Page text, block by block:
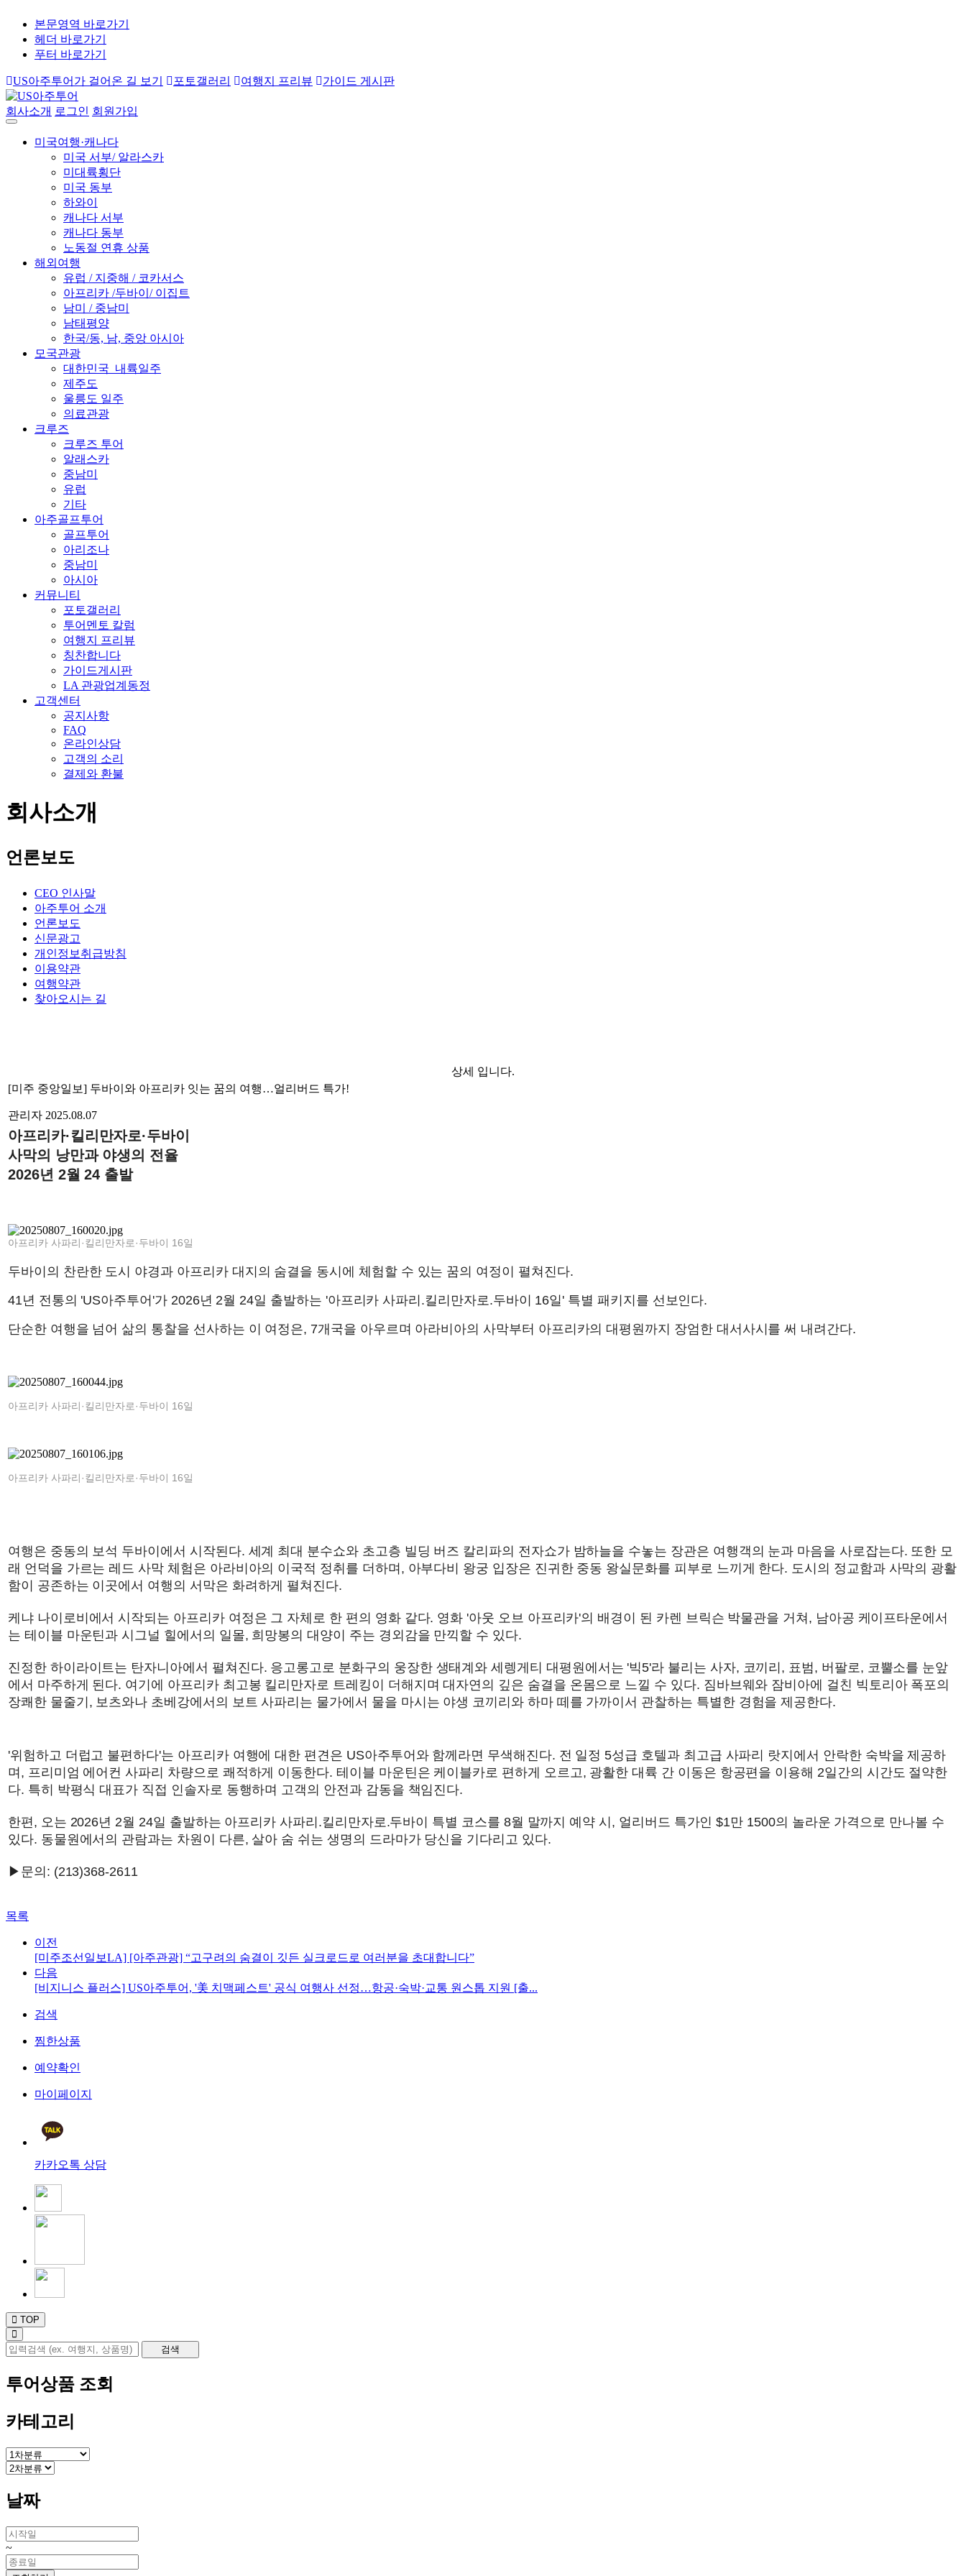
본문영역 바로가기
헤더 바로가기
푸터 바로가기
US아주투어가 걸어온 길 보기 포토갤러리 여행지 프리뷰 가이드 게시판
회사소개 로그인 회원가입
미국여행·캐나다
미국 서부/ 알라스카
미대륙횡단
미국 동부
하와이
캐나다 서부
캐나다 동부
노동절 연휴 상품
해외여행
유럽 / 지중해 / 코카서스
아프리카 /두바이/ 이집트
남미 / 중남미
남태평양
한국/동, 남, 중앙 아시아
모국관광
대한민국_내륙일주
제주도
울릉도 일주
의료관광
크루즈
크루즈 투어
알래스카
중남미
유럽
기타
아주골프투어
골프투어
아리조나
중남미
아시아
커뮤니티
포토갤러리
투어멘토 칼럼
여행지 프리뷰
칭찬합니다
가이드게시판
LA 관광업계동정
고객센터
공지사항
FAQ
온라인상담
고객의 소리
결제와 환불
회사소개
언론보도
CEO 인사말
아주투어 소개
언론보도
신문광고
개인정보취급방침
이용약관
여행약관
찾아오시는 길
상세 입니다.
[미주 중앙일보] 두바이와 아프리카 잇는 꿈의 여행…얼리버드 특가!
관리자 2025.08.07
아프리카·킬리만자로·두바이
사막의 낭만과 야생의 전율
2026년 2월 24 출발
아프리카 사파리·킬리만자로·두바이 16일
두바이의 찬란한 도시 야경과 아프리카 대지의 숨결을 동시에 체험할 수 있는 꿈의 여정이 펼쳐진다.
41년 전통의 'US아주투어'가 2026년 2월 24일 출발하는 '아프리카 사파리.킬리만자로.두바이 16일' 특별 패키지를 선보인다.
단순한 여행을 넘어 삶의 통찰을 선사하는 이 여정은, 7개국을 아우르며 아라비아의 사막부터 아프리카의 대평원까지 장엄한 대서사시를 써 내려간다.
아프리카 사파리·킬리만자로·두바이 16일
아프리카 사파리·킬리만자로·두바이 16일
여행은 중동의 보석 두바이에서 시작된다. 세계 최대 분수쇼와 초고층 빌딩 버즈 칼리파의 전자쇼가 밤하늘을 수놓는 장관은 여행객의 눈과 마음을 사로잡는다. 또한 모
래 언덕을 가르는 레드 사막 체험은 아라비아의 이국적 정취를 더하며, 아부다비 왕궁 입장은 진귀한 중동 왕실문화를 피부로 느끼게 한다. 도시의 정교함과 사막의 광활
함이 공존하는 이곳에서 여행의 서막은 화려하게 펼쳐진다.
케냐 나이로비에서 시작되는 아프리카 여정은 그 자체로 한 편의 영화 같다. 영화 '아웃 오브 아프리카'의 배경이 된 카렌 브릭슨 박물관을 거쳐, 남아공 케이프타운에서
는 테이블 마운틴과 시그널 힐에서의 일몰, 희망봉의 대양이 주는 경외감을 만끽할 수 있다.
진정한 하이라이트는 탄자니아에서 펼쳐진다. 응고롱고로 분화구의 웅장한 생태계와 세렝게티 대평원에서는 '빅5'라 불리는 사자, 코끼리, 표범, 버팔로, 코뿔소를 눈앞
에서 마주하게 된다. 여기에 아프리카 최고봉 킬리만자로 트레킹이 더해지며 대자연의 깊은 숨결을 온몸으로 느낄 수 있다. 짐바브웨와 잠비아에 걸친 빅토리아 폭포의
장쾌한 물줄기, 보츠와나 초베강에서의 보트 사파리는 물가에서 물을 마시는 야생 코끼리와 하마 떼를 가까이서 관찰하는 특별한 경험을 제공한다.
'위험하고 더럽고 불편하다'는 아프리카 여행에 대한 편견은 US아주투어와 함께라면 무색해진다. 전 일정 5성급 호텔과 최고급 사파리 랏지에서 안락한 숙박을 제공하
며, 프리미엄 에어컨 사파리 차량으로 쾌적하게 이동한다. 테이블 마운틴은 케이블카로 편하게 오르고, 광활한 대륙 간 이동은 항공편을 이용해 2일간의 시간도 절약한
다. 특히 박평식 대표가 직접 인솔자로 동행하며 고객의 안전과 감동을 책임진다.
한편, 오는 2026년 2월 24일 출발하는 아프리카 사파리.킬리만자로.두바이 특별 코스를 8월 말까지 예약 시, 얼리버드 특가인 $1만 1500의 놀라운 가격으로 만나볼 수
있다. 동물원에서의 관람과는 차원이 다른, 살아 숨 쉬는 생명의 드라마가 당신을 기다리고 있다.
▶문의: (213)368-2611
목록
이전
[미주조선일보LA] [아주관광] “고구려의 숨결이 깃든 실크로드로 여러분을 초대합니다”
다음
[비지니스 플러스] US아주투어, '美 치맥페스트' 공식 여행사 선정…항공·숙박·교통 원스톱 지원 [출...
검색
찜한상품
예약확인
마이페이지
카카오톡 상담
TOP
투어상품 조회
카테고리
날짜
~